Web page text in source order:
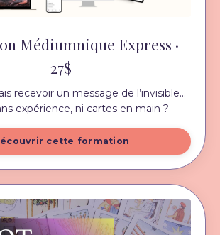
Médiumnique Express ·
27$
recevoir un message de l’invisible...
expérience, ni cartes en main ?
cette formation